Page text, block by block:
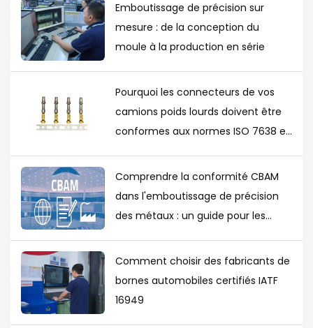
Emboutissage de précision sur
mesure : de la conception du
moule à la production en série
Pourquoi les connecteurs de vos
camions poids lourds doivent être
conformes aux normes ISO 7638 et
Comprendre la conformité CBAM
dans l'emboutissage de précision
des métaux : un guide pour les
Comment choisir des fabricants de
bornes automobiles certifiés IATF
16949